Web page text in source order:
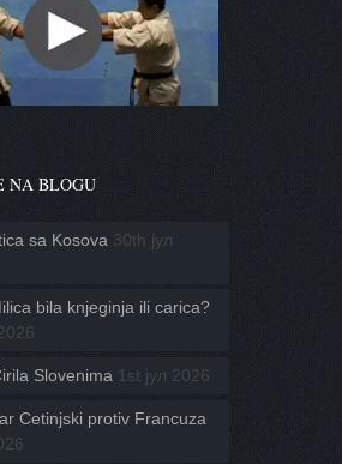
NA BLOGU
sa Kosova 30th јул
bila knjeginja ili carica?
Slovenima 1st јул 2026
Cetinjski protiv Francuza